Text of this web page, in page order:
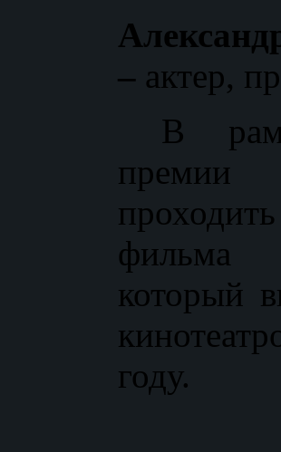
– актер,
В
премии
который
году.